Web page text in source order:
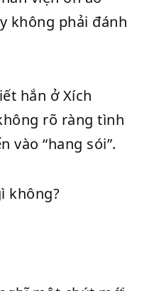
không phải đánh
hắn ở Xích
rõ ràng tình
vào “hang sói”.
không?